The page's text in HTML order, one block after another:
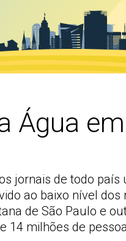
Água
jornais de todo
ao baixo nível
de São Paulo e
14 milhões de